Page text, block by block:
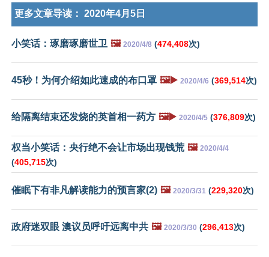
更多文章导读： 2020年4月5日
小笑话：琢磨琢磨世卫 🖼️ 2020/4/8 (474,408次)
45秒！为何介绍如此速成的布口罩 🖼️▶️ 2020/4/6 (369,514次)
给隔离结束还发烧的英首相一药方 🖼️▶️ 2020/4/5 (376,809次)
权当小笑话：央行绝不会让市场出现钱荒 🖼️ 2020/4/4
(405,715次)
催眠下有非凡解读能力的预言家(2) 🖼️ 2020/3/31 (229,320次)
政府迷双眼 澳议员呼吁远离中共 🖼️ 2020/3/30 (296,413次)